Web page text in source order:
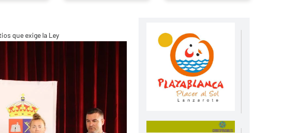
que exige la Ley